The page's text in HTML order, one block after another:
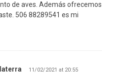
de aves. Además ofrecemos
506 88289541 es mi
11/02/2021 at 20:55